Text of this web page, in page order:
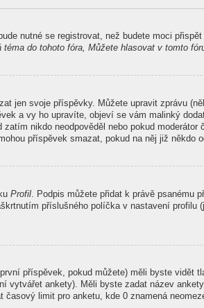
nutné se registrovat, než budete moci
téma do tohoto fóra, Můžete hlasovat v tomto
jen svoje příspěvky. Můžete upravit zprávu
a vy ho upravíte, objeví se vám malinký
nikdo neodpověděl nebo pokud moderátor
příspěvek smazat, pokud na něj již někdo
Profil . Podpis můžete přidat k právě psanému
příslušného políčka v nastavení profilu
příspěvek, pokud můžete) měli byste vidět
vytvářet ankety). Měli byste zadat název
časový limit pro anketu, kde 0 znamená